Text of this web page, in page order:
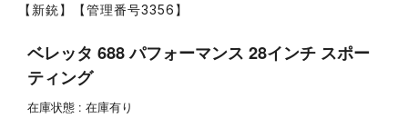
【新銃】【管理番号3356】
ベレッタ 688 パフォーマンス 28インチ スポー
ティング
在庫状態 : 在庫有り